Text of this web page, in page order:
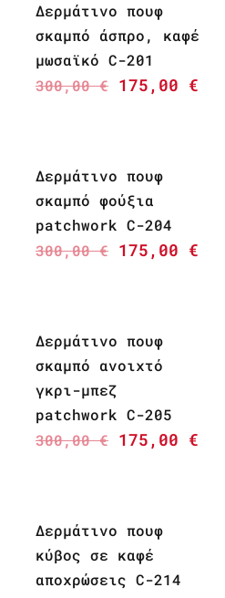
Δερμάτινο πουφ
σκαμπό άσπρο, καφέ
μωσαϊκό C-201
300,00€ 175,00 €
Δερμάτινο πουφ
σκαμπό φούξια
patchwork C-204
300,00€ 175,00 €
Δερμάτινο πουφ
σκαμπό ανοιχτό
γκρι-μπεζ
patchwork C-205
300,00€ 175,00 €
Δερμάτινο πουφ
κύβος σε καφέ
αποχρώσεις C-214